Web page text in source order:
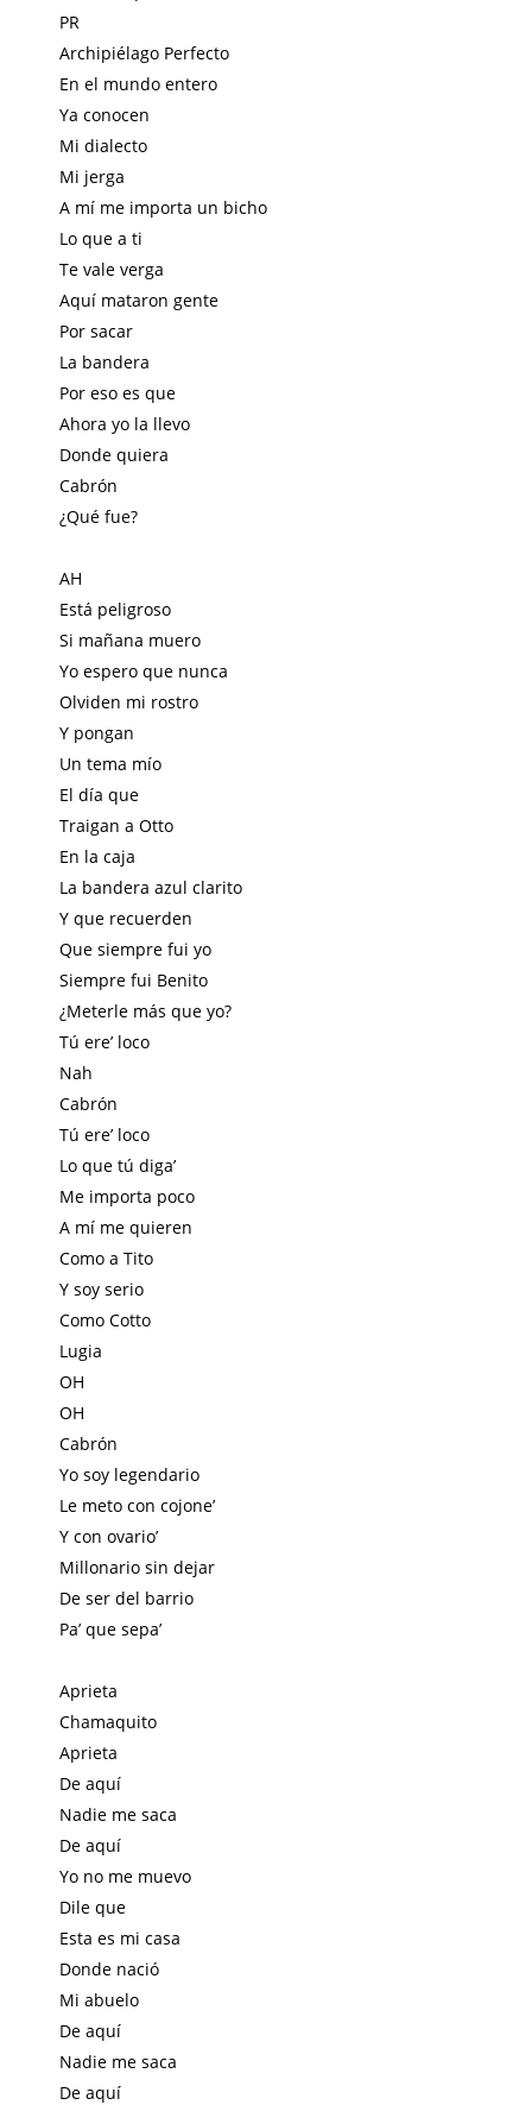
PR
Archipiélago Perfecto
En el mundo entero
Ya conocen
Mi dialecto
Mi jerga
A mí me importa un bicho
Lo que a ti
Te vale verga
Aquí mataron gente
Por sacar
La bandera
Por eso es que
Ahora yo la llevo
Donde quiera
Cabrón
¿Qué fue?
AH
Está peligroso
Si mañana muero
Yo espero que nunca
Olviden mi rostro
Y pongan
Un tema mío
El día que
Traigan a Otto
En la caja
La bandera azul clarito
Y que recuerden
Que siempre fui yo
Siempre fui Benito
¿Meterle más que yo?
Tú ere’ loco
Nah
Cabrón
Tú ere’ loco
Lo que tú diga’
Me importa poco
A mí me quieren
Como a Tito
Y soy serio
Como Cotto
Lugia
OH
OH
Cabrón
Yo soy legendario
Le meto con cojone’
Y con ovario’
Millonario sin dejar
De ser del barrio
Pa’ que sepa’
Aprieta
Chamaquito
Aprieta
De aquí
Nadie me saca
De aquí
Yo no me muevo
Dile que
Esta es mi casa
Donde nació
Mi abuelo
De aquí
Nadie me saca
De aquí